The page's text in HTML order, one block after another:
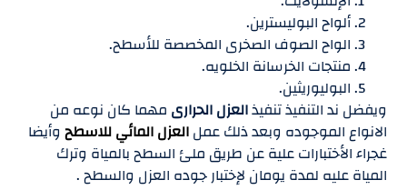
ألواح البوليسترين.
الواح الصوف الصخرى المخصصة للأسطح.
منتجات الخرسانة الخلويه.
البوليوريثين.
ويفضل ند التنفيذ تنفيذالعزل الحرارى مهما كان نوعه من
الانواع الموجوده وبعد ذلك عملالعزل المائي للاسطح وأيضا
غجراء الأختبارات علية عن طريق ملئ السطح بالمياة وترك
المياة عليه لمدة يومان لإختبار جوده العزل والسطح .